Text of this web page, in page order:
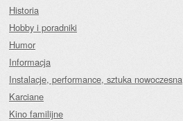
Historia
Hobby i poradniki
Humor
Informacja
Instalacje, performance, sztuka nowoczesna
Karciane
Kino familijne